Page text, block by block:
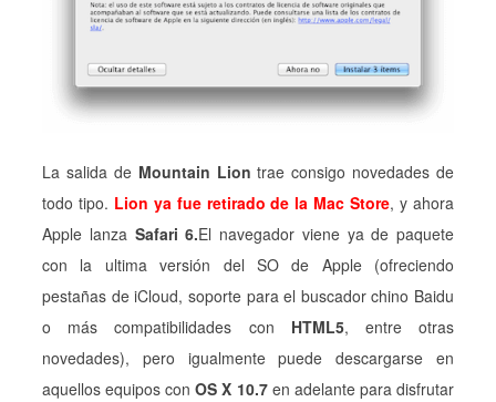
La salida de Mountain Lion trae consigo novedades de
todo tipo. Lion ya fue retirado de la Mac Store, y ahora
Apple lanzaSafari 6.El navegador viene ya de paquete
con la ultima versión del SO de Apple (ofreciendo
pestañas de iCloud, soporte para el buscador chino Baidu
o más compatibilidades con HTML5, entre otras
novedades), pero igualmente puede descargarse en
aquellos equipos conOS X 10.7en adelante para disfrutar